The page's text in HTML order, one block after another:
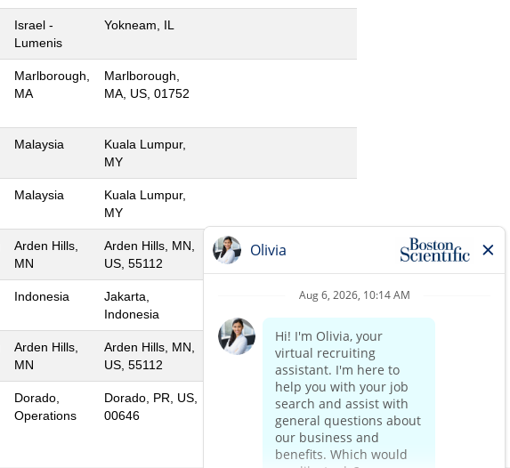
Israel -
Lumenis
Yokneam, IL
Marlborough,
MA
Marlborough,
MA, US, 01752
Malaysia
Kuala Lumpur,
MY
Malaysia
Kuala Lumpur,
MY
Arden Hills,
MN
Arden Hills, MN,
US, 55112
Indonesia
Jakarta,
Indonesia
Arden Hills,
MN
Arden Hills, MN,
US, 55112
Dorado,
Operations
Dorado, PR, US,
00646